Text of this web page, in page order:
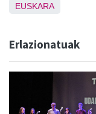
EUSKARA
Erlazionatuak